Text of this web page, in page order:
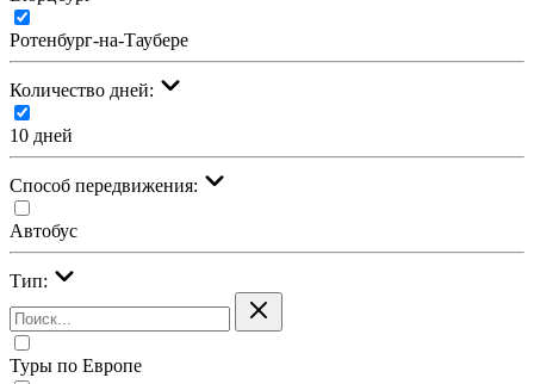
Ротенбург-на-Таубере
Количество дней:
10 дней
Cпособ передвижения:
Автобус
Тип:
Туры по Европе